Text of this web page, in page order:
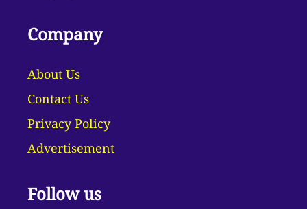
Company
About Us
Contact Us
Privacy Policy
Advertisement
Follow us